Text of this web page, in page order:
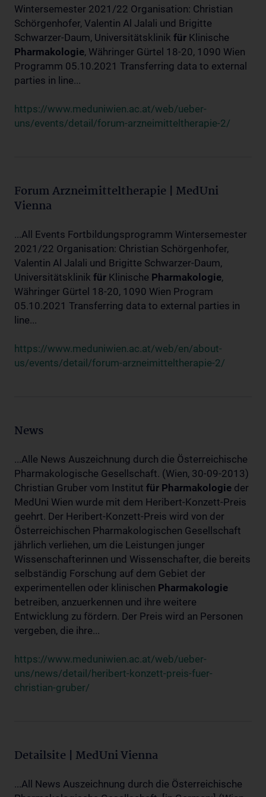
Wintersemester 2021/22 Organisation: Christian
Schörgenhofer, Valentin Al Jalali und Brigitte
Schwarzer-Daum, Universitätsklinik für Klinische
Pharmakologie, Währinger Gürtel 18-20, 1090 Wien
Programm 05.10.2021 Transferring data to external
parties in line...
https://www.meduniwien.ac.at/web/ueber-
uns/events/detail/forum-arzneimitteltherapie-2/
Forum Arzneimitteltherapie | MedUni
Vienna
...All Events Fortbildungsprogramm Wintersemester
2021/22 Organisation: Christian Schörgenhofer,
Valentin Al Jalali und Brigitte Schwarzer-Daum,
Universitätsklinik für Klinische Pharmakologie,
Währinger Gürtel 18-20, 1090 Wien Program
05.10.2021 Transferring data to external parties in
line...
https://www.meduniwien.ac.at/web/en/about-
us/events/detail/forum-arzneimitteltherapie-2/
News
...Alle News Auszeichnung durch die Österreichische
Pharmakologische Gesellschaft. (Wien, 30-09-2013)
Christian Gruber vom Institut für Pharmakologie der
MedUni Wien wurde mit dem Heribert-Konzett-Preis
geehrt. Der Heribert-Konzett-Preis wird von der
Österreichischen Pharmakologischen Gesellschaft
jährlich verliehen, um die Leistungen junger
Wissenschafterinnen und Wissenschafter, die bereits
selbständig Forschung auf dem Gebiet der
experimentellen oder klinischen Pharmakologie
betreiben, anzuerkennen und ihre weitere
Entwicklung zu fördern. Der Preis wird an Personen
vergeben, die ihre...
https://www.meduniwien.ac.at/web/ueber-
uns/news/detail/heribert-konzett-preis-fuer-
christian-gruber/
Detailsite | MedUni Vienna
...All News Auszeichnung durch die Österreichische